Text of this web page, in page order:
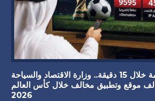
استجابة حاسمة خلال 15 دقيقة.. وزارة الاقتصاد والسياحة
تحجب 14.1 ألف موقع وتطبيق مخالف خلال كأس العالم
2026